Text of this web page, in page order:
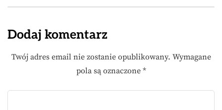
Dodaj komentarz
Twój adres email nie zostanie opublikowany. Wymagane
pola są oznaczone *